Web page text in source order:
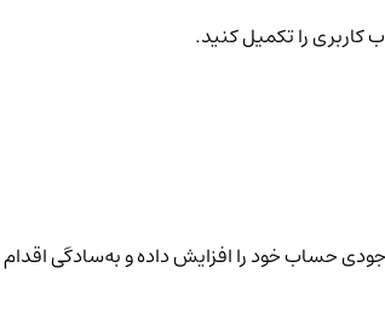
کاربری را تکمیل کنید.
حساب خود را افزایش داده و به‌سادگی